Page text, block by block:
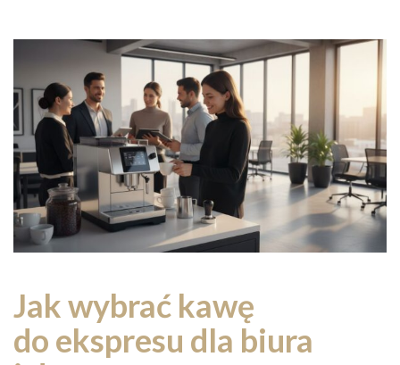
Jak wybrać kawę
do ekspresu dla biura